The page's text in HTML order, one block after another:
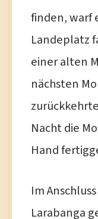
finden, warf
Landeplatz
einer alten
nächsten
Nacht die
Hand
Im
Larabanga